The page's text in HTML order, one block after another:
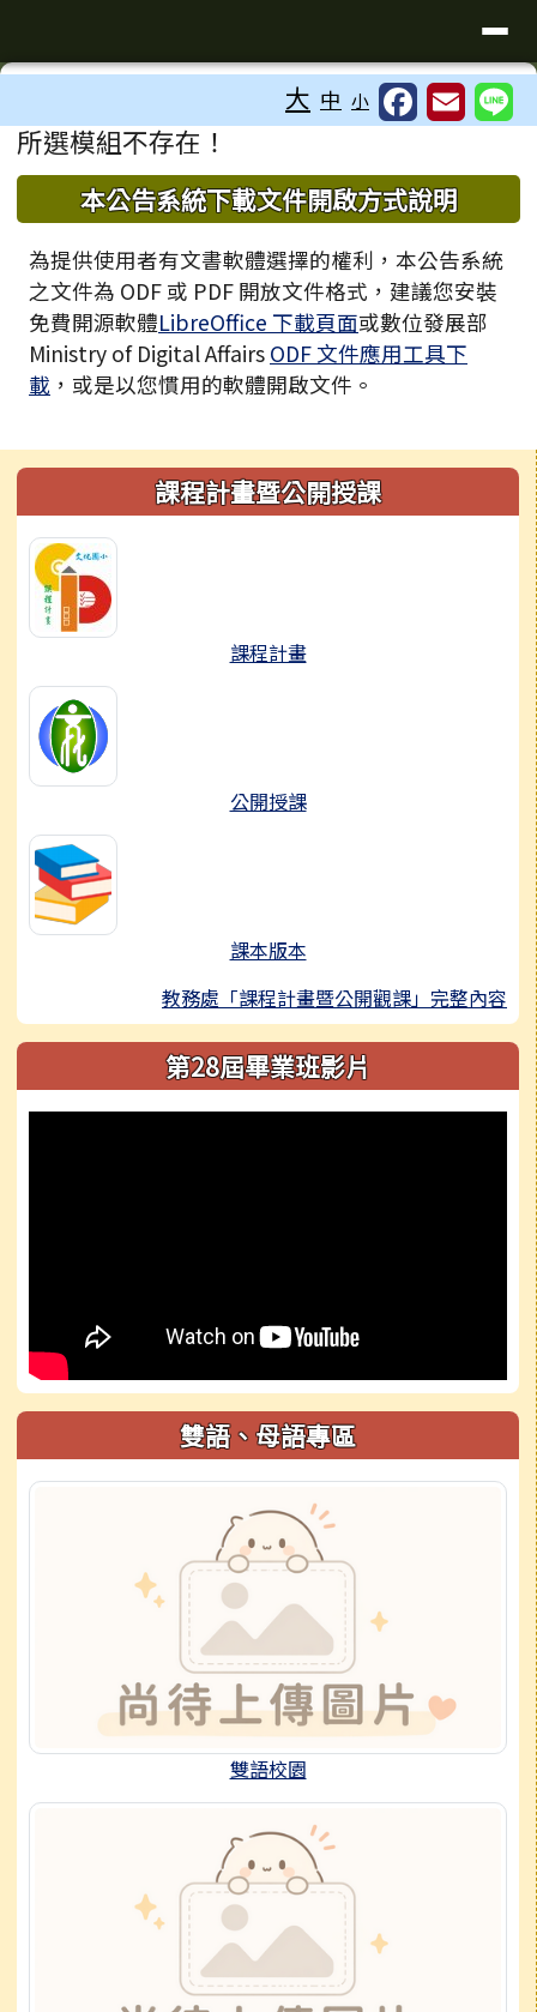
臺南市歸仁區文化國小全球資訊站
⏸
大 中 小
主內容區域
所選模組不存在！
下中區域內容
本公告系統下載文件開啟方式說明
為提供使用者有文書軟體選擇的權利，本公告系統
之文件為 ODF 或 PDF 開放文件格式，建議您安裝
免費開源軟體LibreOffice 下載頁面或數位發展部
Ministry of Digital Affairs ODF 文件應用工具下
載 ，或是以您慣用的軟體開啟文件。
左邊區域內容課程計畫暨公開授課
課程計畫
公開授課
課本版本
教務處「課程計畫暨公開觀課」完整內容
第28屆畢業班影片
雙語、母語專區
雙語校園
頁尾區域